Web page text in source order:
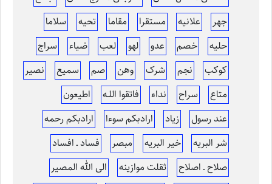
جهر
علانیه مستقرا مقاما تحیه
سلاما
حلیه
خصم عدو لهو لعب ضیاء
سراج
کوکب
نجم شرک وهن صم سمیع
نصیر
متاع
سراح نداء فاتقوا اللـه
اطیعون
عند رسول
زیاد ارادبکم سوءا
ارادبکم رحمه
شر البریه
خیر البریه مبصر
فساد ـ افساد
صلاح ـ اصلاح
ثقلت موازینه
الی الله المصیر